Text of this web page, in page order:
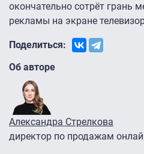
окончательно сотрёт грань
рекламы на экране
Поделиться:
Об авторе
Александра Стрелкова
директор по продажам